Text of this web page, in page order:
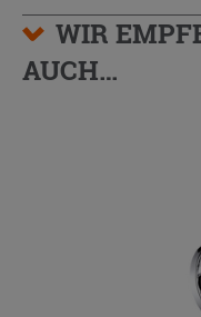
WIR
AUCH…